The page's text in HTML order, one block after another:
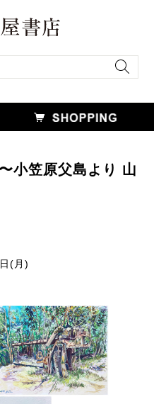
小笠原父島より 山
(月)